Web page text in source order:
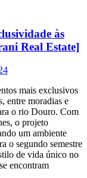
às
Real Estate]
mais exclusivos
entre moradias e
o rio Douro. Com
o projeto
um ambiente
o segundo semestre
de vida único no
encontram